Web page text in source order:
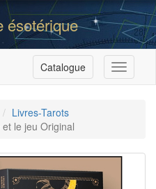
ésotérique
Menu
Catalogue
Livres-Tarots
le jeu Original